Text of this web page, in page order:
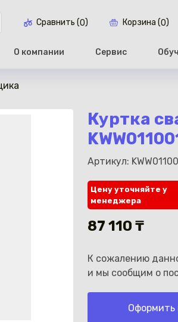
Сравнить (0) Корзина (0)
О компании Сервис
Куртка
Артикул:
Цену уточняйте у
менеджера
87 110 ₸
К сожалению
и мы сообщим о
Оформить